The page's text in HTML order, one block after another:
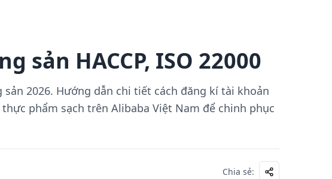
sản HACCP, ISO 22000
2026. Hướng dẫn chi tiết cách đăng kí tài khoản
phẩm sạch trên Alibaba Việt Nam để chinh phục
Chia sẻ: